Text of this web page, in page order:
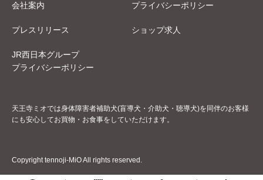
会社案内 プライバシーポリシー
プレスリリース ショップ求人
JR西日本グループ
プライバシーポリシー
天王寺ミオでは身体障害者補助犬(盲導犬・介助犬・聴導犬)を同伴のお客様
にも安心してお買物・お食事をしていただけます。
Copyright tennoji-MiO All rights reserved.